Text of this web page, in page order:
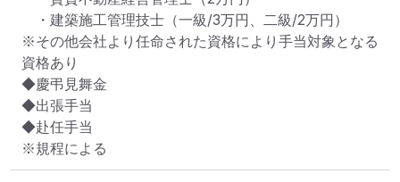
・建築施工管理技士（一級/3万円、二級/2万円）
※その他会社より任命された資格により手当対象となる
資格あり
◆慶弔見舞金
◆出張手当
◆赴任手当
※規程による